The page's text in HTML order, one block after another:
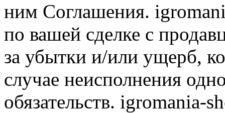
ним Соглашения.
по вашей сделке с
за убытки и/или ущерб,
случае неисполнения
обязательств. igromania-